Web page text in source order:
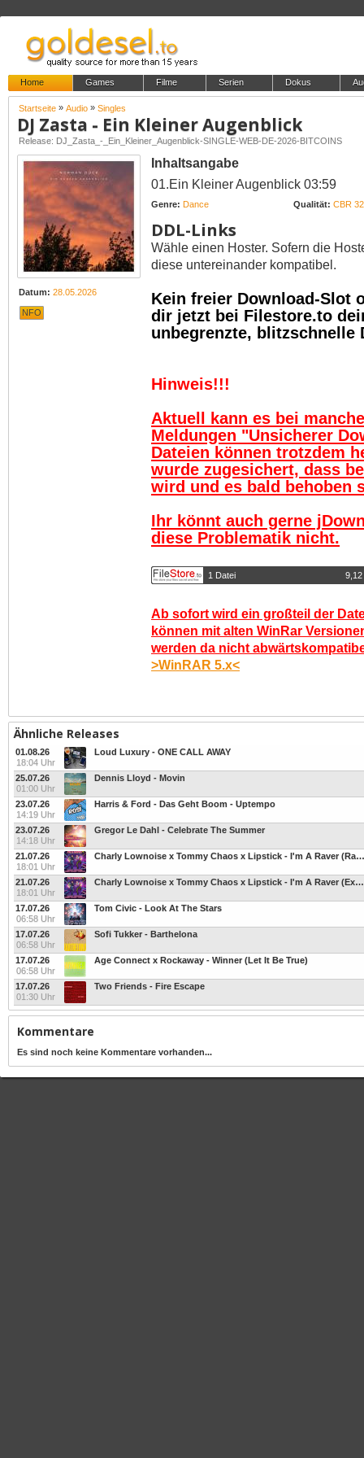
Home Games Filme Serien Dokus
Startseite » Audio » Singles
DJ Zasta - Ein Kleiner Augenblick
Release: DJ_Zasta_-_Ein_Kleiner_Augenblick-SINGLE-WEB-DE-2026-BITCOINS
Datum: 28.05.2026
NFO
Inhaltsangabe
01.Ein Kleiner Augenblick 03:59
Genre: Dance Qualität: CBR
DDL-Links
Wähle einen Hoster. Sofern die
diese untereinander kompatibel.
Kein freier Download-Slot
dir jetzt bei Filestore.to
unbegrenzte, blitzschnelle
Hinweis!!!
Aktuell kann es bei
Meldungen "Unsicherer
Dateien können trotzdem
wurde zugesichert, dass
wird und es bald behoben
Ihr könnt auch gerne
diese Problematik nicht.
1 Datei 9,12
Ab sofort wird ein großteil der
können mit alten WinRar
werden da nicht
>WinRAR 5.x<
Ähnliche Releases
01.08.26
18:04 Uhr
Loud Luxury - ONE CALL AWAY
25.07.26
01:00 Uhr
Dennis Lloyd - Movin
23.07.26
14:19 Uhr
Harris & Ford - Das Geht Boom - Uptempo
23.07.26
14:18 Uhr
Gregor Le Dahl - Celebrate The Summer
21.07.26
18:01 Uhr
Charly Lownoise x Tommy Chaos x Lipstick - I'm A Raver (Radio Edit)
21.07.26
18:01 Uhr
Charly Lownoise x Tommy Chaos x Lipstick - I'm A Raver (Extended Mix)
17.07.26
06:58 Uhr
Tom Civic - Look At The Stars
17.07.26
06:58 Uhr
Sofi Tukker - Barthelona
17.07.26
06:58 Uhr
Age Connect x Rockaway - Winner (Let It Be True)
17.07.26
01:30 Uhr
Two Friends - Fire Escape
Kommentare
Es sind noch keine Kommentare vorhanden...